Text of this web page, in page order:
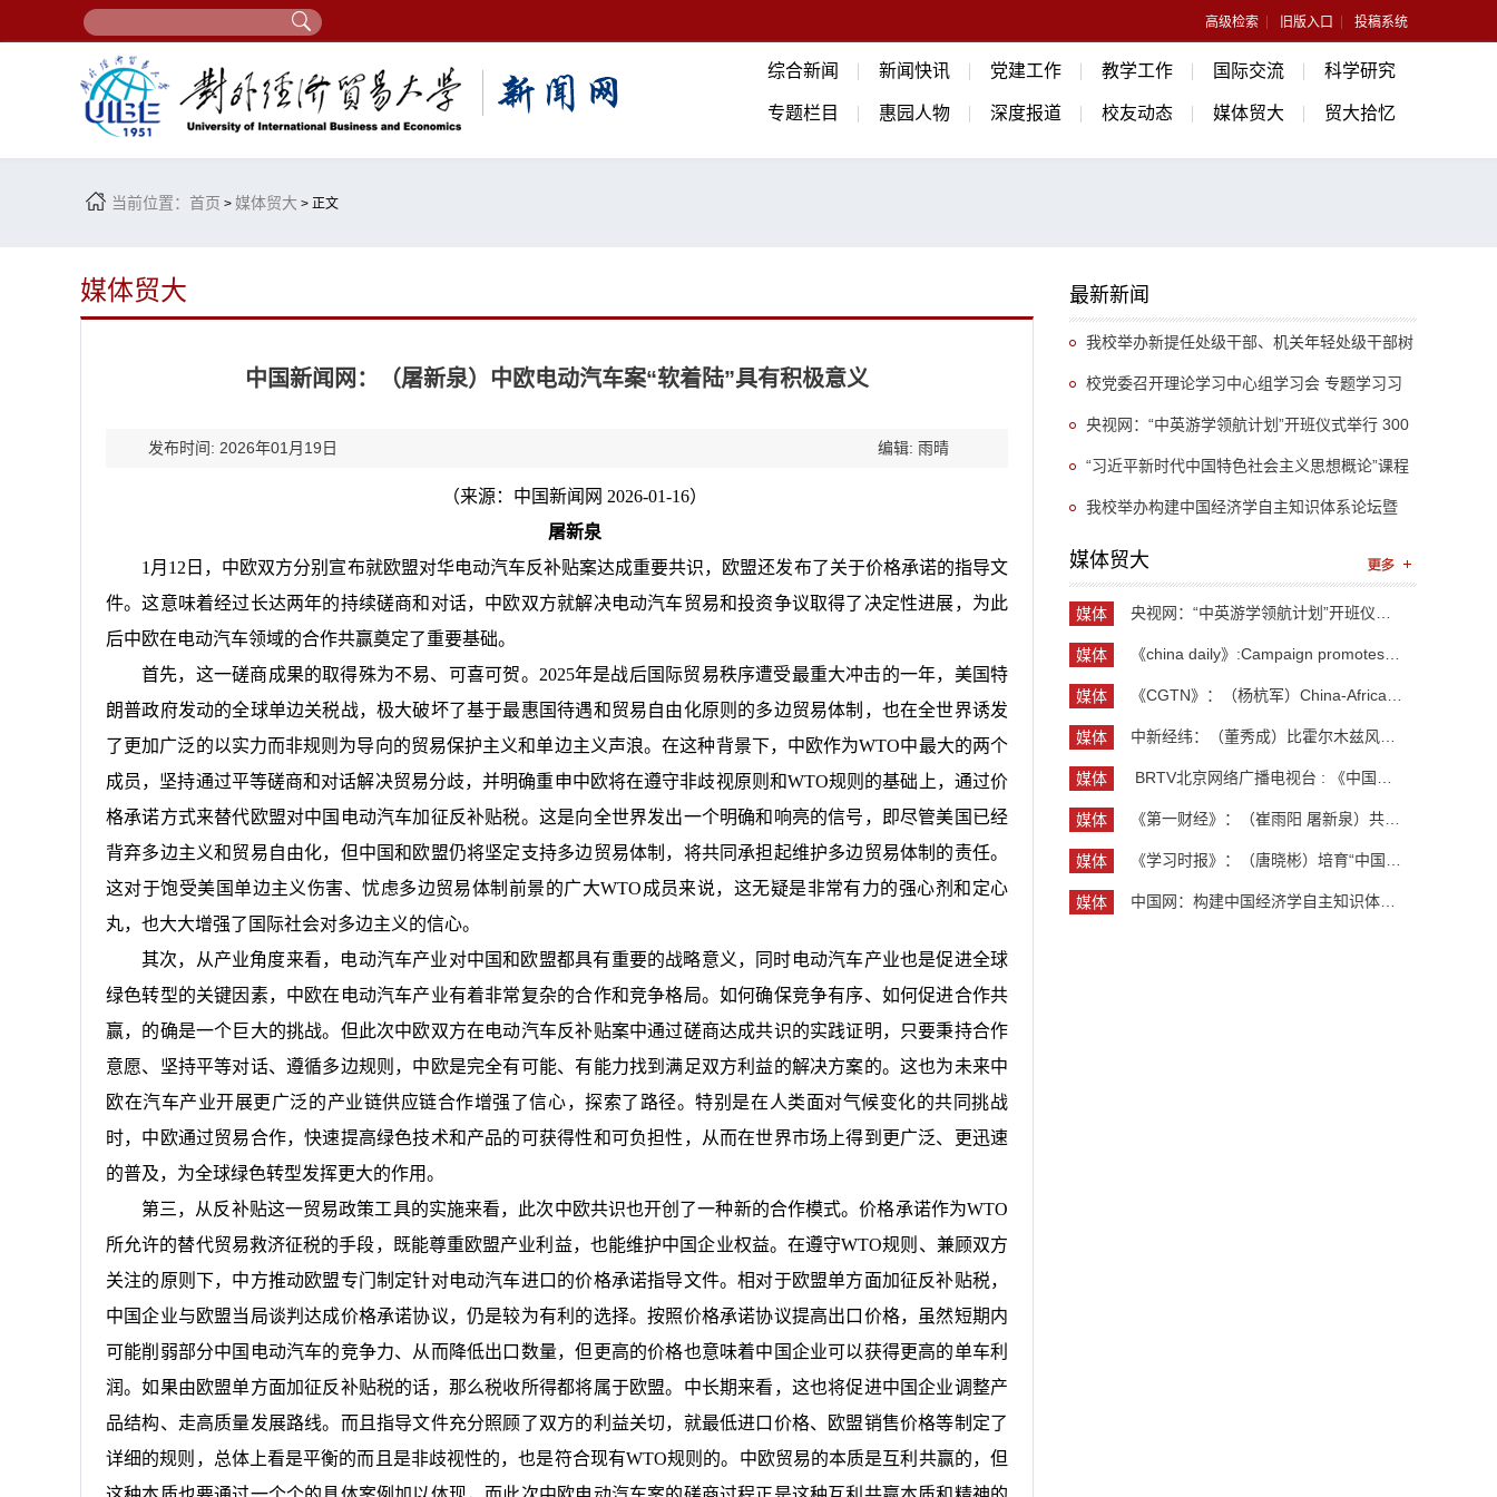
高级检索 旧版入口 投稿系统
综合新闻 新闻快讯 党建工作 教学工作 国际交流 科学研究
专题栏目 惠园人物 深度报道 校友动态 媒体贸大 贸大拾忆
当前位置： 首页 > 媒体贸大 > 正文
媒体贸大
中国新闻网：（屠新泉）中欧电动汽车案“软着陆”具有积极意义
发布时间: 2026年01月19日 编辑: 雨晴
（来源：中国新闻网 2026-01-16）
屠新泉
1月12日，中欧双方分别宣布就欧盟对华电动汽车反补贴案达成重要共识，欧盟还发布了关于价格承诺的指导文
件。这意味着经过长达两年的持续磋商和对话，中欧双方就解决电动汽车贸易和投资争议取得了决定性进展，为此
后中欧在电动汽车领域的合作共赢奠定了重要基础。
首先，这一磋商成果的取得殊为不易、可喜可贺。2025年是战后国际贸易秩序遭受最重大冲击的一年，美国特
朗普政府发动的全球单边关税战，极大破坏了基于最惠国待遇和贸易自由化原则的多边贸易体制，也在全世界诱发
了更加广泛的以实力而非规则为导向的贸易保护主义和单边主义声浪。在这种背景下，中欧作为WTO中最大的两个
成员，坚持通过平等磋商和对话解决贸易分歧，并明确重申中欧将在遵守非歧视原则和WTO规则的基础上，通过价
格承诺方式来替代欧盟对中国电动汽车加征反补贴税。这是向全世界发出一个明确和响亮的信号，即尽管美国已经
背弃多边主义和贸易自由化，但中国和欧盟仍将坚定支持多边贸易体制，将共同承担起维护多边贸易体制的责任。
这对于饱受美国单边主义伤害、忧虑多边贸易体制前景的广大WTO成员来说，这无疑是非常有力的强心剂和定心
丸，也大大增强了国际社会对多边主义的信心。
其次，从产业角度来看，电动汽车产业对中国和欧盟都具有重要的战略意义，同时电动汽车产业也是促进全球
绿色转型的关键因素，中欧在电动汽车产业有着非常复杂的合作和竞争格局。如何确保竞争有序、如何促进合作共
赢，的确是一个巨大的挑战。但此次中欧双方在电动汽车反补贴案中通过磋商达成共识的实践证明，只要秉持合作
意愿、坚持平等对话、遵循多边规则，中欧是完全有可能、有能力找到满足双方利益的解决方案的。这也为未来中
欧在汽车产业开展更广泛的产业链供应链合作增强了信心，探索了路径。特别是在人类面对气候变化的共同挑战
时，中欧通过贸易合作，快速提高绿色技术和产品的可获得性和可负担性，从而在世界市场上得到更广泛、更迅速
的普及，为全球绿色转型发挥更大的作用。
第三，从反补贴这一贸易政策工具的实施来看，此次中欧共识也开创了一种新的合作模式。价格承诺作为WTO
所允许的替代贸易救济征税的手段，既能尊重欧盟产业利益，也能维护中国企业权益。在遵守WTO规则、兼顾双方
关注的原则下，中方推动欧盟专门制定针对电动汽车进口的价格承诺指导文件。相对于欧盟单方面加征反补贴税，
中国企业与欧盟当局谈判达成价格承诺协议，仍是较为有利的选择。按照价格承诺协议提高出口价格，虽然短期内
可能削弱部分中国电动汽车的竞争力、从而降低出口数量，但更高的价格也意味着中国企业可以获得更高的单车利
润。如果由欧盟单方面加征反补贴税的话，那么税收所得都将属于欧盟。中长期来看，这也将促进中国企业调整产
品结构、走高质量发展路线。而且指导文件充分照顾了双方的利益关切，就最低进口价格、欧盟销售价格等制定了
详细的规则，总体上看是平衡的而且是非歧视性的，也是符合现有WTO规则的。中欧贸易的本质是互利共赢的，但
最新新闻
我校举办新提任处级干部、机关年轻处级干部树
立和践行正确政绩观专题培训班
校党委召开理论学习中心组学习会 专题学习习
近平总书记关于推动哲学社会科学高质量发展的重
要指示精神
央视网：“中英游学领航计划”开班仪式举行 300
余名英国学生开启“游学中国”旅程
“习近平新时代中国特色社会主义思想概论”课程
“UIBE新思想大讲堂”第九讲开讲
我校举办构建中国经济学自主知识体系论坛暨
《中国开放型经济学》教学研讨会
媒体贸大
媒体
媒体
媒体
媒体
媒体
媒体
媒体
媒体